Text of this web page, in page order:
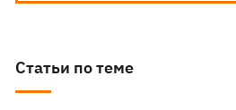
Статьи по теме